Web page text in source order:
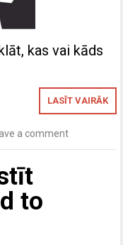
kas vai kāds
LASĪT VAIRĀK
a comment
to